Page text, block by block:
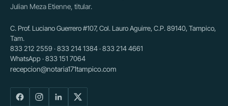
Julian Meza Etienne, titular.
C. Prof. Luciano Guerrero #107, Col. Lauro Aguirre, C.P. 89140, Tampico,
Tam.
833 212 2559 · 833 214 1384 · 833 214 4661
WhatsApp · 833 151 7064
recepcion@notaria171tampico.com